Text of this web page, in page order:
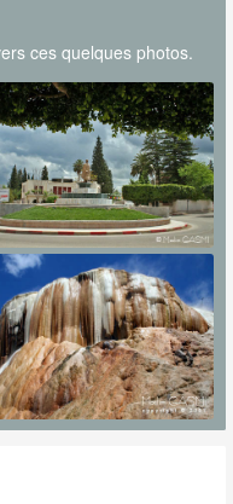
ces quelques photos.